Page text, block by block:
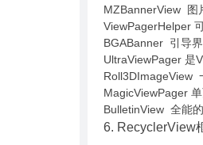
MZBannerView 图
ViewPagerHelper
BGABanner 引导
UltraViewPager 是
Roll3DImageView
MagicViewPager
BulletinView 全能
6. RecyclerView